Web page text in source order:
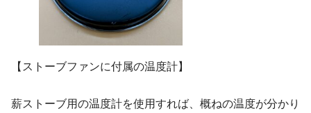
【ストーブファンに付属の温度計】
薪ストーブ用の温度計を使用すれば、概ねの温度が分かり